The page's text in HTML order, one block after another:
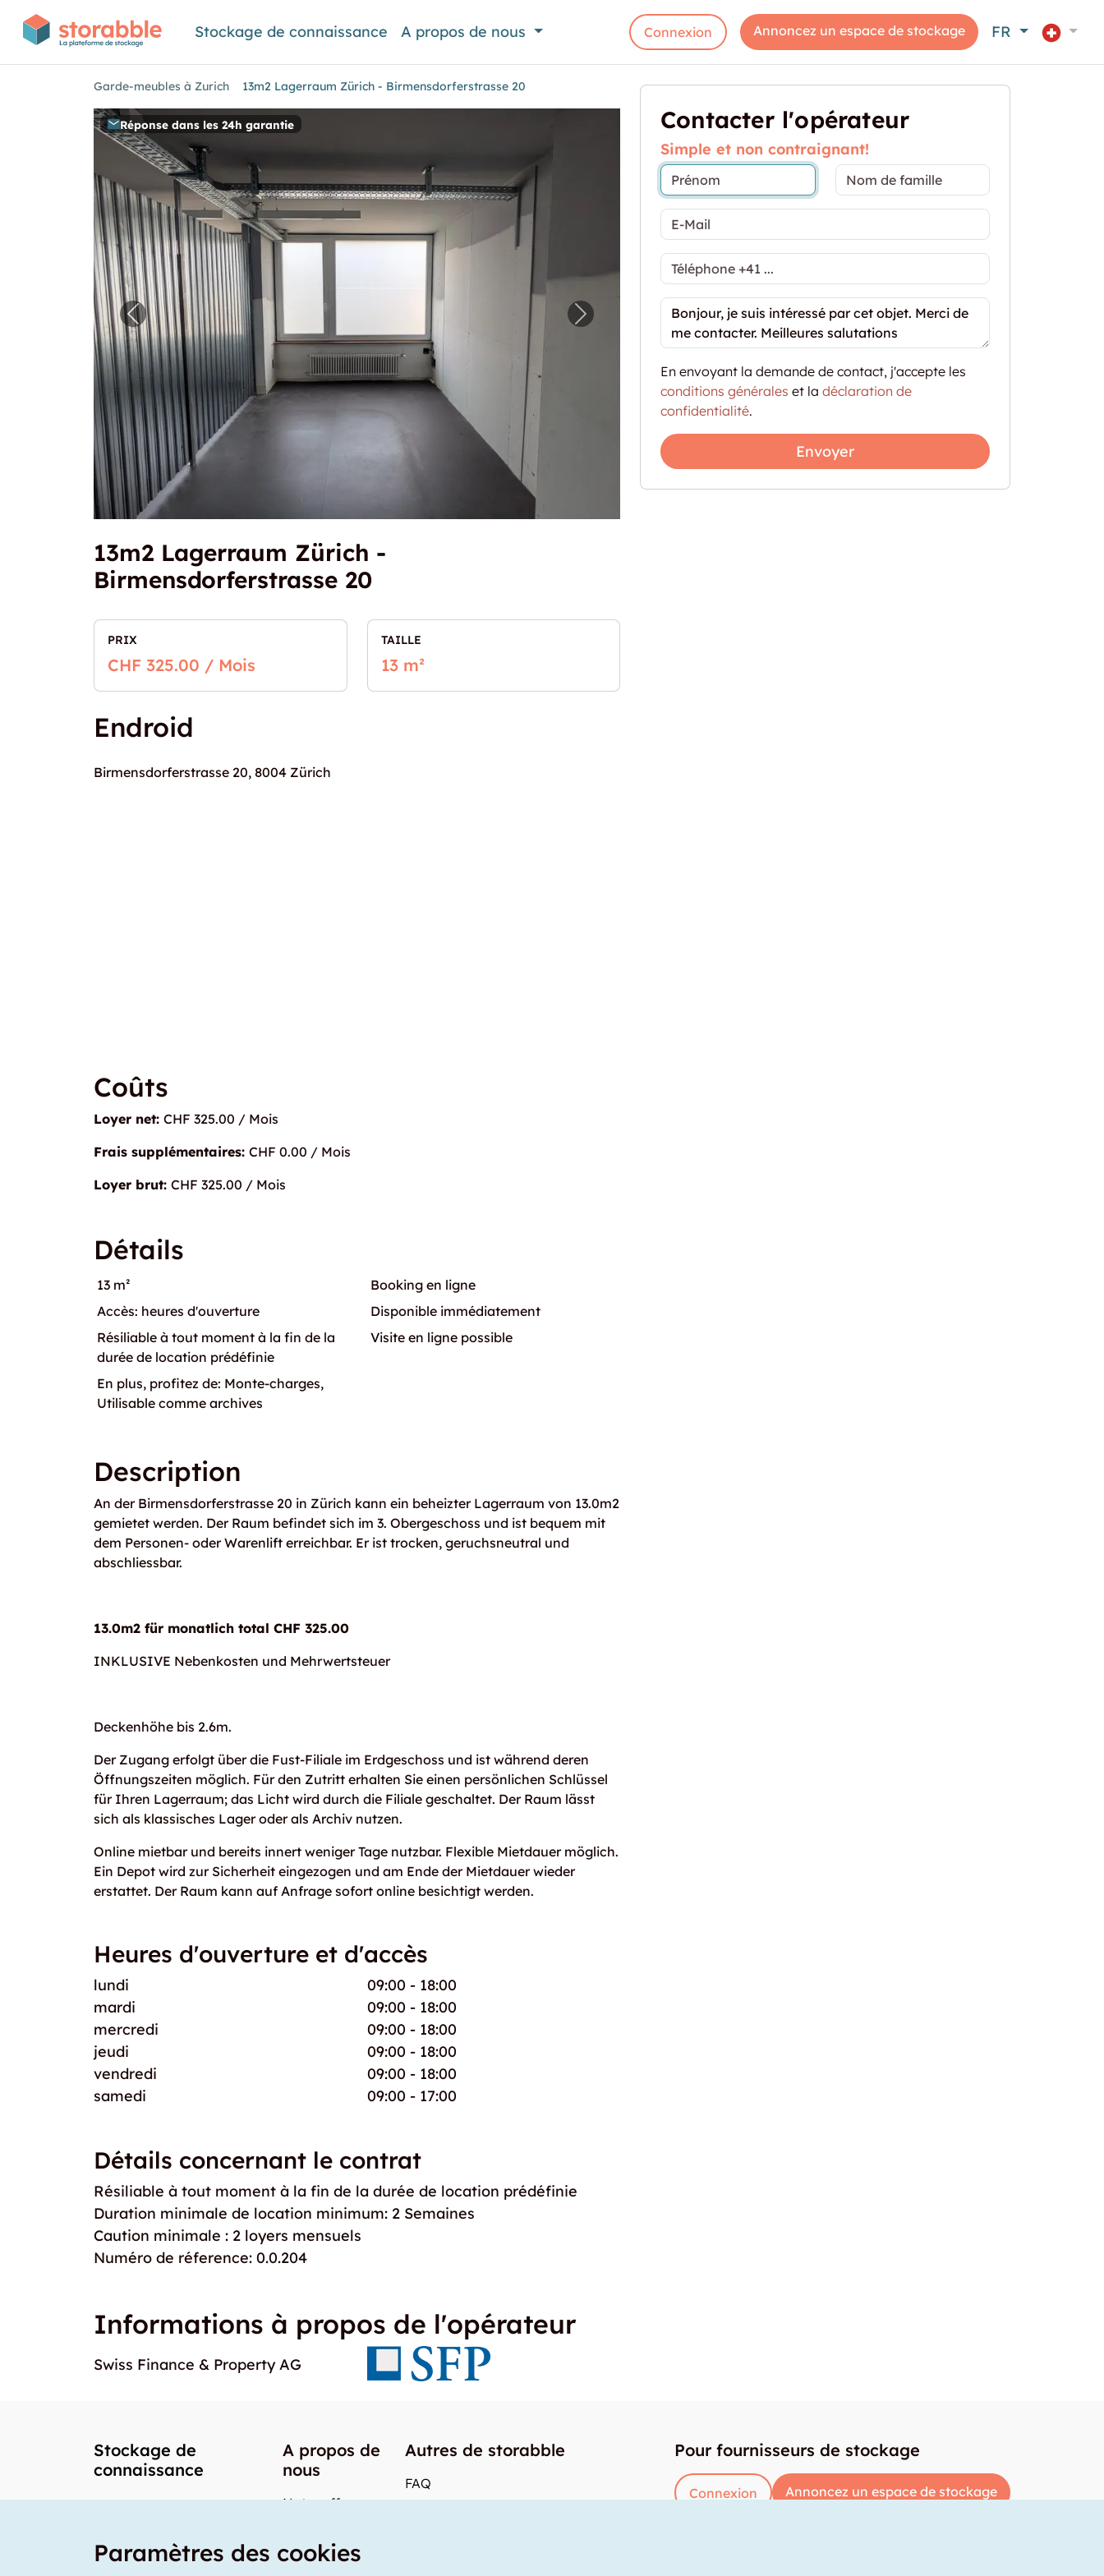
Stockage de connaissance A propos de nous Connexion Annoncez un espace de stockage FR
Garde-meubles à Zurich 13m2 Lagerraum Zürich - Birmensdorferstrasse 20
Réponse dans les 24h garantie
Image précédente pour "13m2 Lagerraum Zürich - Birmensdorferstrasse 20"Image prochaine pour "13m2 Lagerraum Zürich - Birmensdorferstrasse
13m2 Lagerraum Zürich -
Birmensdorferstrasse 20
PRIX
CHF 325.00 / Mois
TAILLE
13 m²
Endroid
Birmensdorferstrasse 20, 8004 Zürich
Coûts
Loyer net: CHF 325.00 / Mois
Frais supplémentaires: CHF 0.00 / Mois
Loyer brut: CHF 325.00 / Mois
Détails
13 m²
Booking en ligne
Accès: heures d'ouverture
Disponible immédiatement
Résiliable à tout moment à la fin de la
durée de location prédéfinie
Visite en ligne possible
En plus, profitez de: Monte-charges,
Utilisable comme archives
Description
An der Birmensdorferstrasse 20 in Zürich kann ein beheizter Lagerraum von 13.0m2
gemietet werden. Der Raum befindet sich im 3. Obergeschoss und ist bequem mit
dem Personen- oder Warenlift erreichbar. Er ist trocken, geruchsneutral und
abschliessbar.
13.0m2 für monatlich total CHF 325.00
INKLUSIVE Nebenkosten und Mehrwertsteuer
Deckenhöhe bis 2.6m.
Der Zugang erfolgt über die Fust-Filiale im Erdgeschoss und ist während deren
Öffnungszeiten möglich. Für den Zutritt erhalten Sie einen persönlichen Schlüssel
für Ihren Lagerraum; das Licht wird durch die Filiale geschaltet. Der Raum lässt
sich als klassisches Lager oder als Archiv nutzen.
Online mietbar und bereits innert weniger Tage nutzbar. Flexible Mietdauer möglich.
Ein Depot wird zur Sicherheit eingezogen und am Ende der Mietdauer wieder
erstattet. Der Raum kann auf Anfrage sofort online besichtigt werden.
Heures d'ouverture et d'accès
lundi
09:00 - 18:00
mardi
09:00 - 18:00
mercredi
09:00 - 18:00
jeudi
09:00 - 18:00
vendredi
09:00 - 18:00
samedi
09:00 - 17:00
Détails concernant le contrat
Résiliable à tout moment à la fin de la durée de location prédéfinie
Duration minimale de location minimum: 2 Semaines
Caution minimale : 2 loyers mensuels
Numéro de réference: 0.0.204
Informations à propos de l'opérateur
Swiss Finance & Property AG
Contacter l'opérateur
Simple et non contraignant!
En envoyant la demande de contact, j'accepte les
conditions générales et la déclaration de
confidentialité.
Envoyer
Stockage de
connaissance
A propos de
nous
Notre offre
Notre team
Autres de storabble
FAQ
Pour fournisseurs de stockage
Connexion Annoncez un espace de stockage
Paramètres des cookies